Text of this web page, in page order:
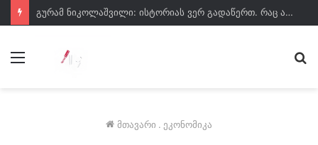
გურამ ნიკოლაშვილი: ისტორიას ვერ გადაწერთ. რაც არ უნდა იხმაუროს დამარცხებულმა პარტიამ, მისი დანაშაულები ვერ გადაიფარება
მენიუ
მთავარი . ეკონომიკა